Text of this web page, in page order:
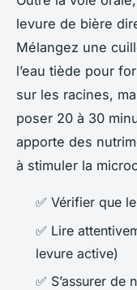
levure de bière
Mélangez une
l’eau tiède pour
sur les racines,
poser 20 à 30
apporte des
à stimuler la
✅ Vérifier que
✅ Lire
levure active)
✅ S’assurer de